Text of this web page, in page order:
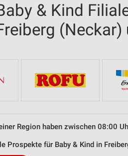
& Kind
Region haben zwischen 08:00
Prospekte für Baby & Kind in